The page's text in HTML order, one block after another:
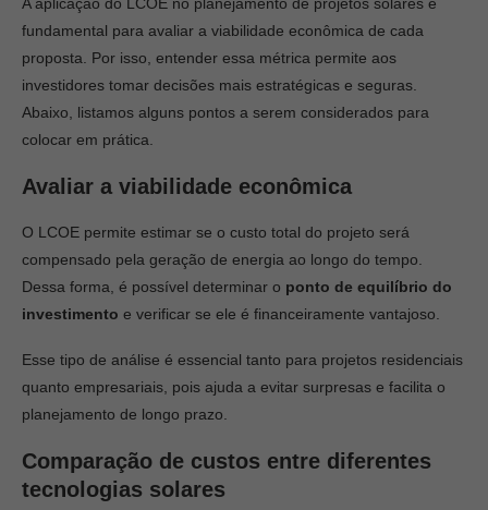
fundamental para avaliar a viabilidade econômica de cada
proposta. Por isso, entender essa métrica permite aos
investidores tomar decisões mais estratégicas e seguras.
Abaixo, listamos alguns pontos a serem considerados para
colocar em prática.
Avaliar a viabilidade econômica
O LCOE permite estimar se o custo total do projeto será
compensado pela geração de energia ao longo do tempo.
Dessa forma, é possível determinar o ponto de equilíbrio do
investimento e verificar se ele é financeiramente vantajoso.
Esse tipo de análise é essencial tanto para projetos residenciais
quanto empresariais, pois ajuda a evitar surpresas e facilita o
planejamento de longo prazo.
Comparação de custos entre diferentes
tecnologias solares